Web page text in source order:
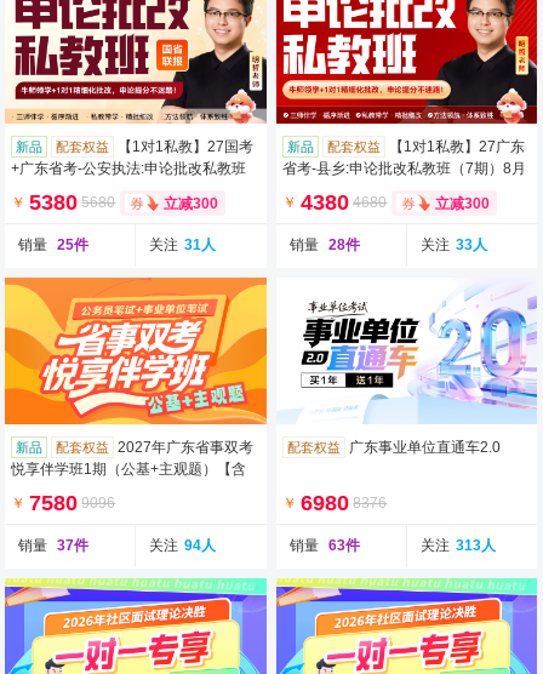
新品 配套权益
【1对1私教】27国考
+广东省考-公安执法:申论批改私教班
（7期）8月12日开班
￥ 5380 5680 立减300
销量 25件 关注 31人
新品 配套权益
【1对1私教】27广东
省考-县乡:申论批改私教班（7期）8月
￥ 4380 4680 立减300
销量 28件 关注 33人
新品 配套权益
2027年广东省事双考
悦享伴学班1期（公基+主观题）【含
￥ 7580 9096
销量 37件 关注 94人
配套权益 广东事业单位直通车2.0
￥ 6980 8376
销量 63件 关注 313人